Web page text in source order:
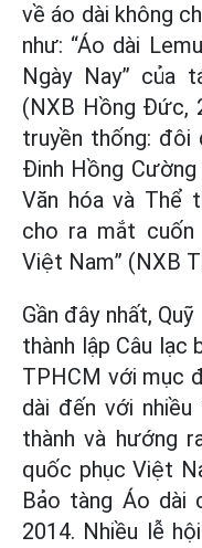
về áo dài không
như: “Áo dài
Ngày Nay” của
(NXB Hồng Đức,
truyền thống: đôi
Đinh Hồng Cường
Văn hóa và Thể
cho ra mắt cuốn
Việt Nam” (NXB
Gần đây nhất,
thành lập Câu lạc
TPHCM với mục
dài đến với
thành và hướng
quốc phục Việt
Bảo tàng Áo dài
2014. Nhiều lễ